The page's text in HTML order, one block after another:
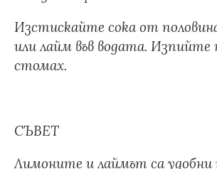
Изстискайте сока от
или лайм във водата. Изпийте
стомах.
СЪВЕТ
Лимоните и лаймът са удобни